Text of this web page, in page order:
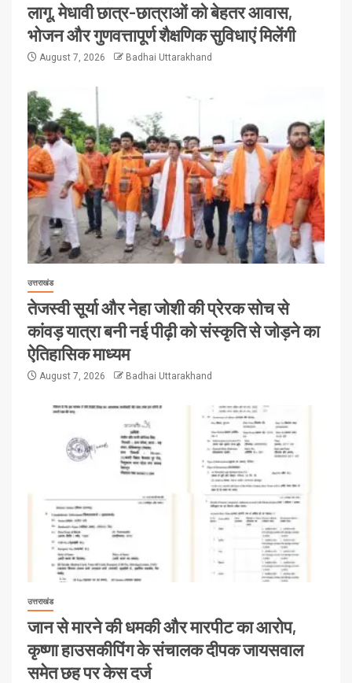
लागू, मेधावी छात्र-छात्राओं को बेहतर आवास,
भोजन और गुणवत्तापूर्ण शैक्षणिक सुविधाएं मिलेंगी
August 7, 2026 Badhai Uttarakhand
उत्तराखंड
तेजस्वी सूर्या और नेहा जोशी की प्रेरक सोच से
कांवड़ यात्रा बनी नई पीढ़ी को संस्कृति से जोड़ने का
ऐतिहासिक माध्यम
August 7, 2026 Badhai Uttarakhand
उत्तराखंड
जान से मारने की धमकी और मारपीट का आरोप,
कृष्णा हाउसकीपिंग के संचालक दीपक जायसवाल
समेत छह पर केस दर्ज